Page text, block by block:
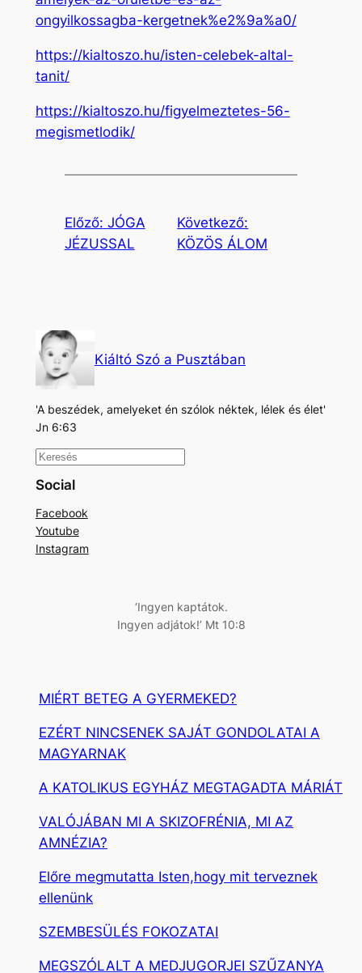
ongyilkossagba-kergetnek%e2%9a%a0/
https://kialtoszo.hu/isten-celebek-altal-
tanit/
https://kialtoszo.hu/figyelmeztetes-56-
megismetlodik/
Előző: JÓGA
JÉZUSSAL
Következő:
KÖZÖS ÁLOM
Kiáltó Szó a Pusztában
'A beszédek, amelyeket én szólok néktek, lélek és élet'
Jn 6:63
K
e
e
s
Social
Facebook
Youtube
Instagram
‘Ingyen kaptátok.
Ingyen adjátok!’ Mt 10:8
MIÉRT BETEG A GYERMEKED?
EZÉRT NINCSENEK SAJÁT GONDOLATAI A
MAGYARNAK
A KATOLIKUS EGYHÁZ MEGTAGADTA MÁRIÁT
VALÓJÁBAN MI A SKIZOFRÉNIA, MI AZ
AMNÉZIA?
Előre megmutatta Isten,hogy mit terveznek
ellenünk
SZEMBESÜLÉS FOKOZATAI
MEGSZÓLALT A MEDJUGORJEI SZŰZANYA